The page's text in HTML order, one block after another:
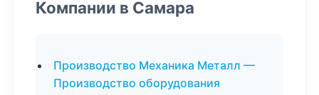
Компании в Самара
Производство Механика Металл —
Производство оборудования